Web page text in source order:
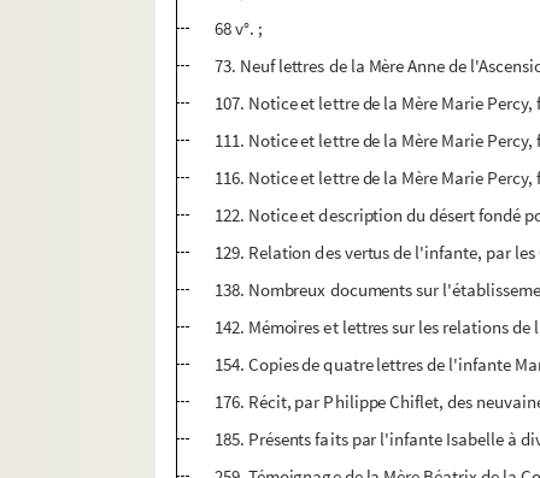
68 v°. ;
73. Neuf lettres de la Mère Anne de
107. Notice et lettre de la Mère Marie
111. Notice et lettre de la Mère Marie
116. Notice et lettre de la Mère Marie
122. Notice et description du désert fondé
129. Relation des vertus de l'infante, par
138. Nombreux documents sur
142. Mémoires et lettres sur les relations
154. Copies de quatre lettres de l'infante
176. Récit, par Philippe Chiflet, des
185. Présents faits par l'infante Isabelle à